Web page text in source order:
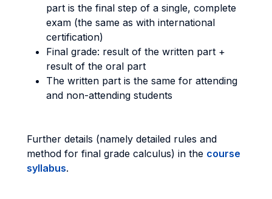
part is the final step of a single, complete
exam (the same as with international
certification)
Final grade: result of the written part +
result of the oral part
The written part is the same for attending
and non-attending students
Further details (namely detailed rules and
method for final grade calculus) in the course
syllabus.